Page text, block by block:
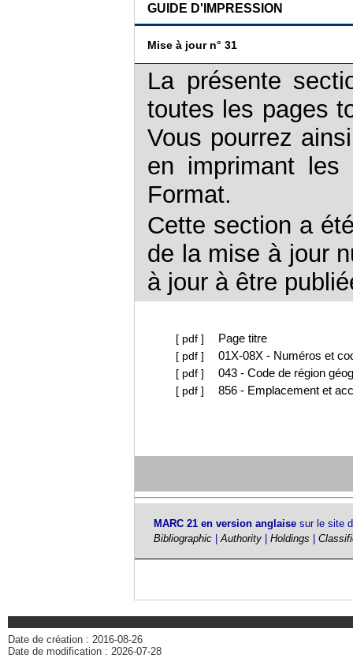
GUIDE D'IMPRESSION
Mise à jour n° 31
La présente
toutes les pages
Vous pourrez
en imprimant les
Format.
Cette section a
de la mise à jour
à jour à être
[ pdf] Page titre
[ pdf] 01X-08X - Numéros et
[ pdf] 043 - Code de région
[ pdf] 856 - Emplacement et
MARC 21 en version anglaisesur le site
Bibliographic| Authority| Holdings
Date de création : 2016-08-26
Date de modification : 2026-07-28